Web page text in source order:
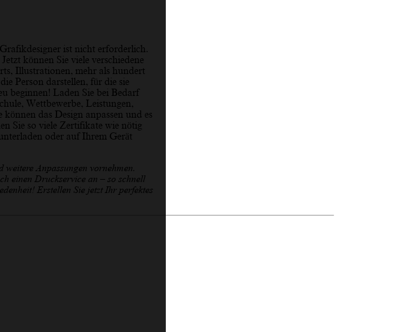
ist nicht erforderlich.
können Sie viele verschiedene
Illustrationen, mehr als hundert
Person darstellen, für die sie
beginnen! Laden Sie bei Bedarf
Wettbewerbe, Leistungen,
das Design anpassen und es
Sie so viele Zertifikate wie nötig
oder auf Ihrem Gerät
Anpassungen vornehmen.
einen Druckservice an – so schnell
Erstellen Sie jetzt Ihr perfektes